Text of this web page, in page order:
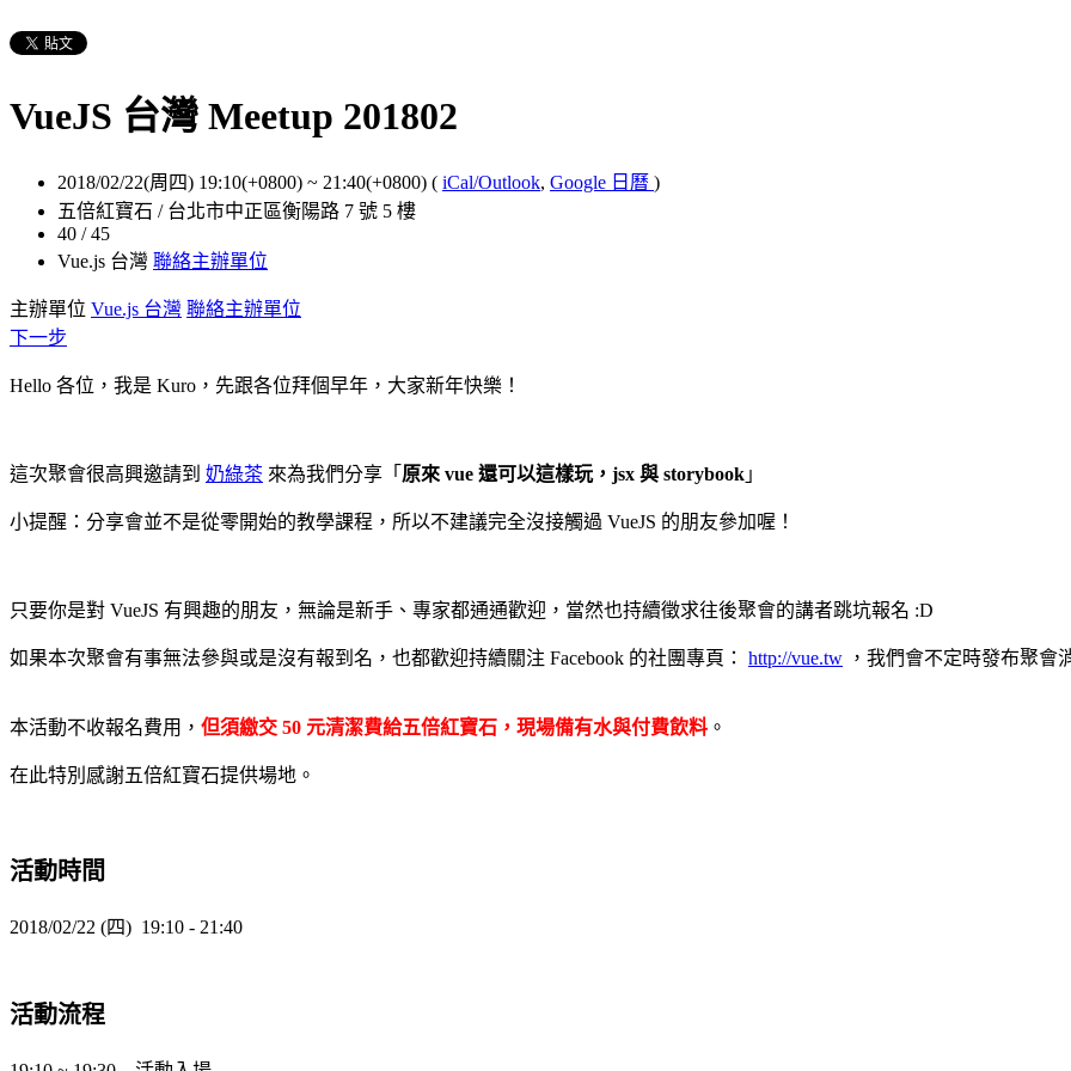
VueJS 台灣 Meetup 201802
2018/02/22(周四) 19:10(+0800) ~ 21:40(+0800) ( iCal/Outlook, Google 日曆 )
五倍紅寶石 / 台北市中正區衡陽路 7 號 5 樓
40 / 45
Vue.js 台灣 聯絡主辦單位
主辦單位 Vue.js 台灣 聯絡主辦單位
下一步
Hello 各位，我是 Kuro，先跟各位拜個早年，大家新年快樂！
這次聚會很高興邀請到 奶綠茶 來為我們分享「 原來 vue 還可以這樣玩，jsx 與 storybook 」
小提醒：分享會並不是從零開始的教學課程，所以不建議完全沒接觸過 VueJS 的朋友參加喔！
只要你是對 VueJS 有興趣的朋友，無論是新手、專家都通通歡迎，當然也持續徵求往後聚會的講者跳坑報名 :D
如果本次聚會有事無法參與或是沒有報到名，也都歡迎持續關注 Facebook 的社團專頁： http://vue.tw ，我們會不定時發布聚會
本活動不收報名費用， 但須繳交 50 元清潔費給五倍紅寶石，現場備有水與付費飲料 。
在此特別感謝五倍紅寶石提供場地。
活動時間
2018/02/22 (四) 19:10 - 21:40
活動流程